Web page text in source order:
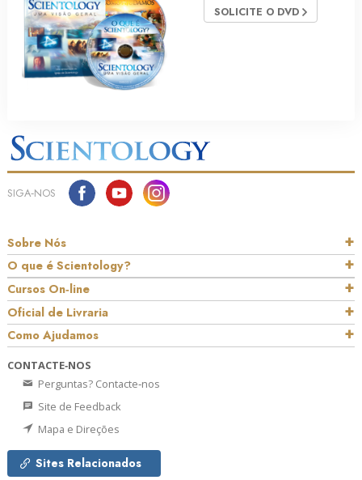
SOLICITE O DVD
SIGA‑NOS
Sobre Nós
O que é Scientology?
Cursos On‑line
Oficial de Livraria
Como Ajudamos
CONTACTE‑NOS
Perguntas? Contacte‑nos
Site de Feedback
Mapa e Direções
Sites Relacionados